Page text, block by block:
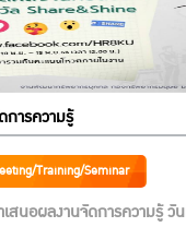
การความรู้
Training/Seminar
สนอผลงานจัดการความรู้